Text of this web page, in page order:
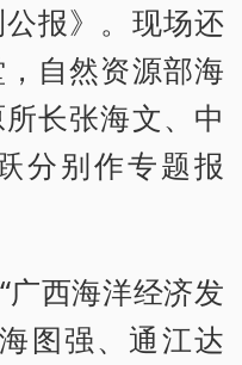
报》。现场还
自然资源部海
长张海文、中
分别作专题报
广西海洋经济发
图强、通江达